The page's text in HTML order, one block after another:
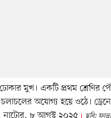
মুখ। একটি প্রথম শ্রেণির
চলাচলের অযোগ্য হয়ে ওঠে।
৮ আগস্ট ২০২৫